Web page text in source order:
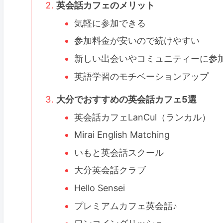
英会話カフェのメリット
気軽に参加できる
参加料金が安いので続けやすい
新しい出会いやコミュニティーに参
英語学習のモチベーションアップ
大分でおすすめの英会話カフェ5選
英会話カフェLanCul（ランカル）
Mirai English Matching
いもと英会話スクール
大分英会話クラブ
Hello Sensei
プレミアムカフェ英会話♪